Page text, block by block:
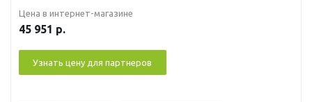
Цена в интернет-магазине
45 951 р.
Узнать цену для партнеров